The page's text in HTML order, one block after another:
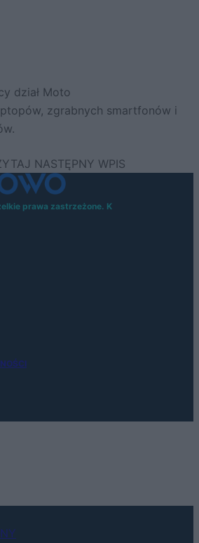
dział Moto
zgrabnych smartfonów i
prawa zastrzeżone. K